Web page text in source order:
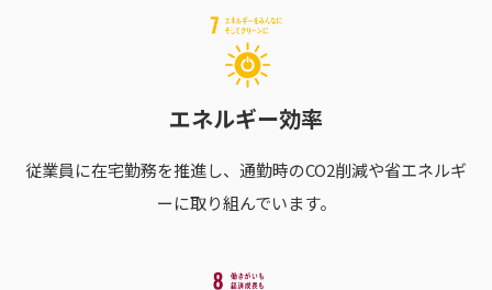
エネルギー効率
従業員に在宅勤務を推進し、通勤時のCO2削減や省エネルギ
ーに取り組んでいます。